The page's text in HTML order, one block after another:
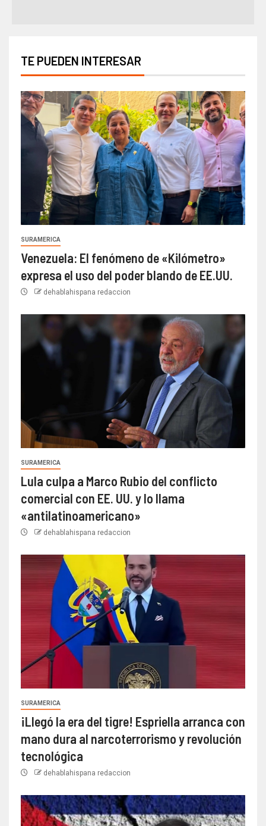
TE PUEDEN INTERESAR
SURAMERICA
Venezuela: El fenómeno de «Kilómetro»
expresa el uso del poder blando de EE.UU.
dehablahispana redaccion
SURAMERICA
Lula culpa a Marco Rubio del conflicto
comercial con EE. UU. y lo llama
«antilatinoamericano»
dehablahispana redaccion
SURAMERICA
¡Llegó la era del tigre! Espriella arranca con
mano dura al narcoterrorismo y revolución
tecnológica
dehablahispana redaccion